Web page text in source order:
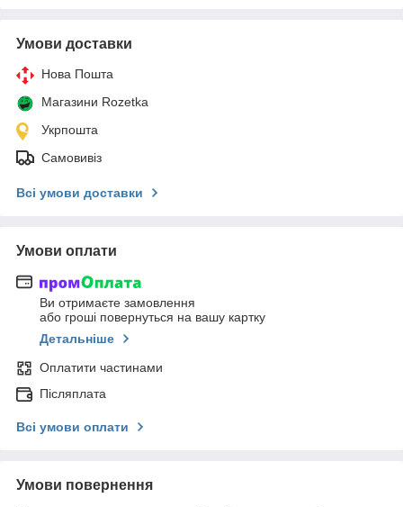
Умови доставки
Нова Пошта
Магазини Rozetka
Укрпошта
Самовивіз
Всі умови доставки
Умови оплати
Ви отримаєте замовлення
або гроші повернуться на вашу картку
Детальніше
Оплатити частинами
Післяплата
Всі умови оплати
Умови повернення